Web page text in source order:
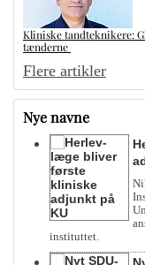
Kliniske tandteknikere:
tænderne
Flere artikler
Nye navne
instituttet.